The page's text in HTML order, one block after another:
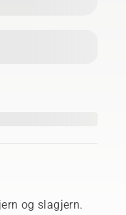
og slagjern.